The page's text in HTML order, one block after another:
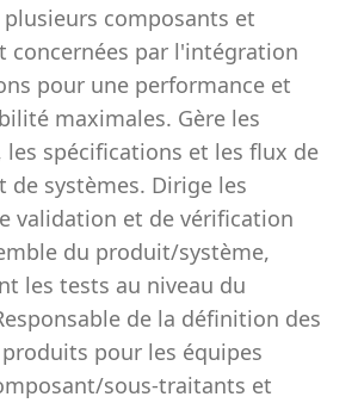
composants et
concernées par l'intégration
pour une performance et
maximales. Gère les
les spécifications et les flux de
de systèmes. Dirige les
validation et de vérification
du produit/système,
les tests au niveau du
de la définition des
pour les équipes
sous-traitants et